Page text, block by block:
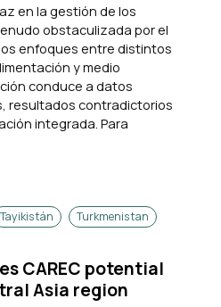
en la gestión de los
obstaculizada por el
enfoques entre distintos
y medio
conduce a datos
resultados contradictorios
integrada. Para
Tayikistán
Turkmenistan
CAREC potential
Asia region